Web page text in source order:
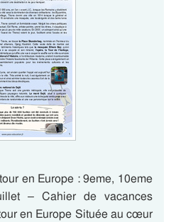
en Europe : 9eme, 10eme
– Cahier de vacances
en Europe Située au cœur